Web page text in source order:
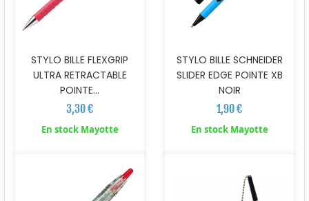
STYLO BILLE FLEXGRIP
ULTRA RETRACTABLE
POINTE...
3,30 €
En stock Mayotte
STYLO BILLE SCHNEIDER
SLIDER EDGE POINTE XB
NOIR
1,90 €
En stock Mayotte